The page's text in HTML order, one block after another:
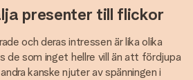
presenter till flickor
och deras intressen är lika olika
de som inget hellre vill än att fördjupa
kanske njuter av spänningen i